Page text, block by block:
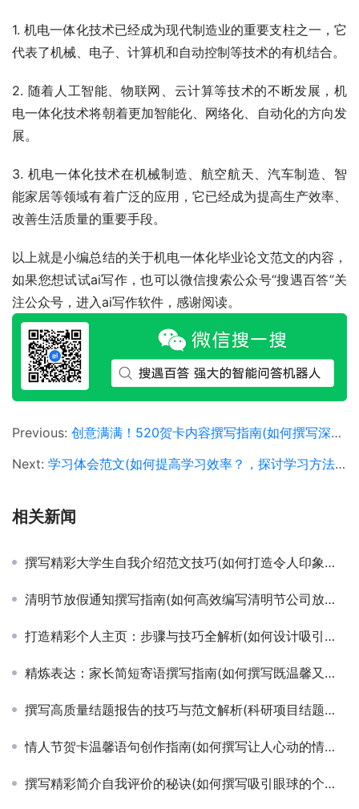
1. 机电一体化技术已经成为现代制造业的重要支柱之一，它
代表了机械、电子、计算机和自动控制等技术的有机结合。
2. 随着人工智能、物联网、云计算等技术的不断发展，机
电一体化技术将朝着更加智能化、网络化、自动化的方向发
展。
3. 机电一体化技术在机械制造、航空航天、汽车制造、智
能家居等领域有着广泛的应用，它已经成为提高生产效率、
改善生活质量的重要手段。
以上就是小编总结的关于机电一体化毕业论文范文的内容，
如果您想试试ai写作，也可以微信搜索公众号“搜遇百答”关
注公众号，进入ai写作软件，感谢阅读。
Previous: 创意满满！520贺卡内容撰写指南(如何撰写深情而独特的520节日贺卡文案)
Next: 学习体会范文(如何提高学习效率？，探讨学习方法和技巧)
相关新闻
撰写精彩大学生自我介绍范文技巧(如何打造令人印象深刻的大学新生自我介绍)
清明节放假通知撰写指南(如何高效编写清明节公司放假通知模板)
打造精彩个人主页：步骤与技巧全解析(如何设计吸引眼球且信息丰富的个人主页)
精炼表达：家长简短寄语撰写指南(如何撰写既温馨又简短的家长寄语，让孩子感受到满满的爱与鼓励)
撰写高质量结题报告的技巧与范文解析(科研项目结题报告撰写指南及优秀范文展示)
情人节贺卡温馨语句创作指南(如何撰写让人心动的情人节贺卡内容)
撰写精彩简介自我评价的秘诀(如何撰写吸引眼球的个人简介与自我评价)